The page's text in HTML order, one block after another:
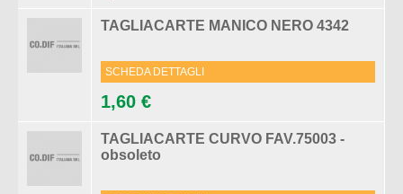
TAGLIACARTE MANICO NERO 4342
SCHEDA DETTAGLI
1,60 €
TAGLIACARTE CURVO FAV.75003 -
obsoleto